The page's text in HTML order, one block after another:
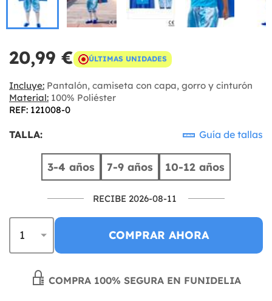
20,99 € ÚLTIMAS UNIDADES
Incluye: Pantalón, camiseta con capa, gorro y cinturón
Material: 100% Poliéster
REF: 121008-0
TALLA: Guía de tallas
3-4 años 7-9 años 10-12 años
RECIBE 2026-08-11
COMPRAR AHORA
COMPRA 100% SEGURA EN FUNIDELIA